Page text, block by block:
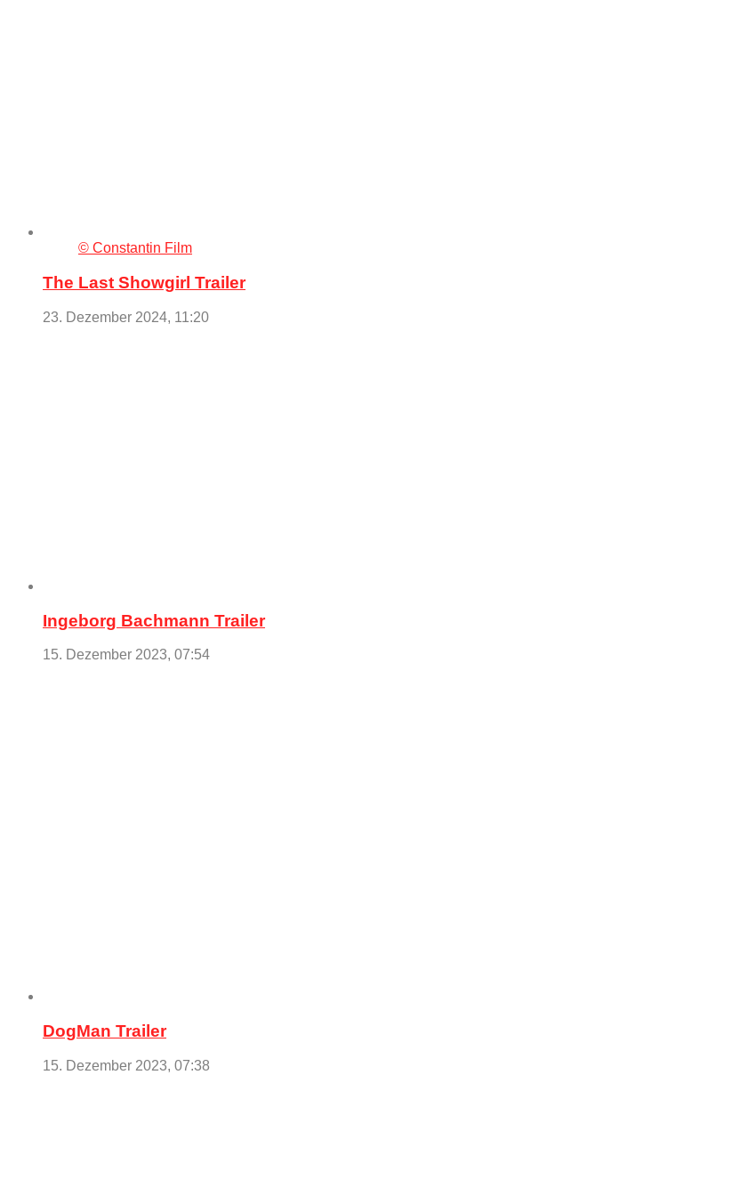
© Constantin Film
The Last Showgirl Trailer
23. Dezember 2024, 11:20
Ingeborg Bachmann Trailer
15. Dezember 2023, 07:54
DogMan Trailer
15. Dezember 2023, 07:38